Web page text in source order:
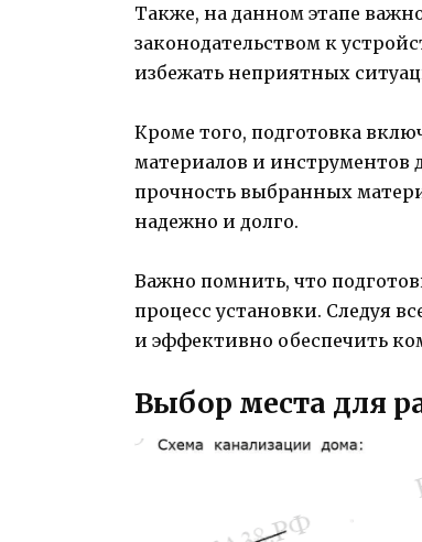
Также, на данном этапе
законодательством к
избежать неприятных
Кроме того, подготовка
материалов и инструментов
прочность выбранных
надежно и долго.
Важно помнить, что
процесс установки. Следуя
и эффективно обеспечить
Выбор места для